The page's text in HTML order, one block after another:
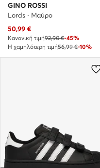
GINO ROSSI
Lords · Μαύρο
Τρέχουσα τιμή
50,99 €
Κανονική τιμή92,90 €-45%
Η χαμηλότερη τιμή56,99 €-10%